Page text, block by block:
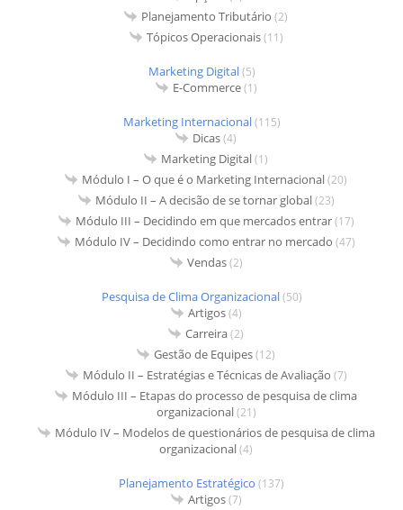
Planejamento Tributário (2)
Tópicos Operacionais(11)
Marketing Digital(5)
E-Commerce(1)
Marketing Internacional(115)
Dicas(4)
Marketing Digital(1)
Módulo I – O que é o Marketing Internacional(20)
Módulo II – A decisão de se tornar global(23)
Módulo III – Decidindo em que mercados entrar(17)
Módulo IV – Decidindo como entrar no mercado (47)
Vendas(2)
Pesquisa de Clima Organizacional(50)
Artigos(4)
Carreira(2)
Gestão de Equipes(12)
Módulo II – Estratégias e Técnicas de Avaliação (7)
Módulo III – Etapas do processo de pesquisa de clima
organizacional(21)
Módulo IV – Modelos de questionários de pesquisa de clima
organizacional(4)
Planejamento Estratégico (137)
Artigos(7)